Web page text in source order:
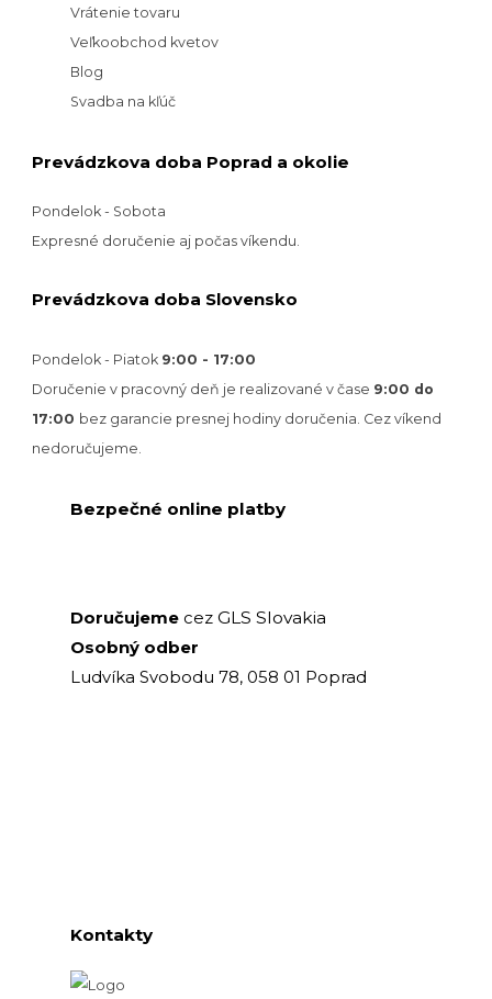
Vrátenie tovaru
Veľkoobchod kvetov
Blog
Svadba na kľúč
Prevádzkova doba Poprad a okolie
Pondelok - Sobota
Expresné doručenie aj počas víkendu.
Prevádzkova doba Slovensko
Pondelok - Piatok 9:00 - 17:00
Doručenie v pracovný deň je realizované v čase 9:00 do
17:00 bez garancie presnej hodiny doručenia. Cez víkend
nedoručujeme.
Bezpečné online platby
Doručujeme cez GLS Slovakia
Osobný odber
Ludvíka Svobodu 78, 058 01 Poprad
Kontakty